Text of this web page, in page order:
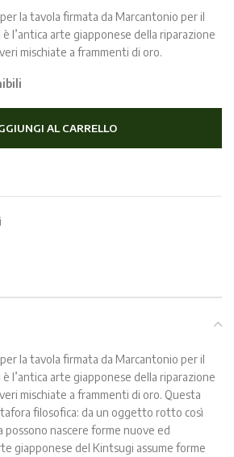
la tavola firmata da Marcantonio per il
l’antica arte giapponese della riparazione
mischiate a frammenti di oro.
AL CARRELLO
la tavola firmata da Marcantonio per il
l’antica arte giapponese della riparazione
mischiate a frammenti di oro. Questa
filosofica: da un oggetto rotto così
nascere forme nuove ed
giapponese del Kintsugi assume forme